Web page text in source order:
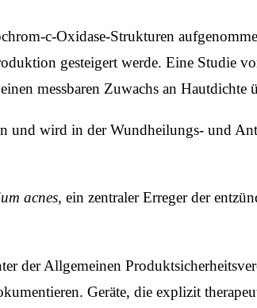
c-Oxidase-Strukturen
gesteigert werde. Eine Studie
messbaren Zuwachs an Hautdichte
und wird in der Wundheilungs- und
acnes, ein zentraler Erreger der
der Allgemeinen
Geräte, die explizit